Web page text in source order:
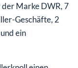
der Marke DWR, 7
Geschäfte, 2
ein